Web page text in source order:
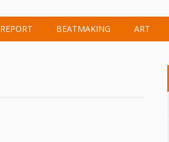
REPORT BEATMAKING ART